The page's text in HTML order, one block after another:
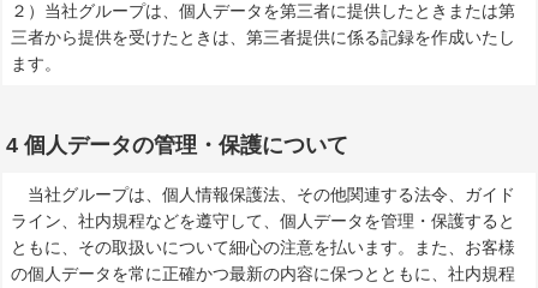
２）当社グループは、個人データを第三者に提供したときまたは第
三者から提供を受けたときは、第三者提供に係る記録を作成いたし
ます。
4 個人データの管理・保護について
当社グループは、個人情報保護法、その他関連する法令、ガイド
ライン、社内規程などを遵守して、個人データを管理・保護すると
ともに、その取扱いについて細心の注意を払います。また、お客様
の個人データを常に正確かつ最新の内容に保つとともに、社内規程